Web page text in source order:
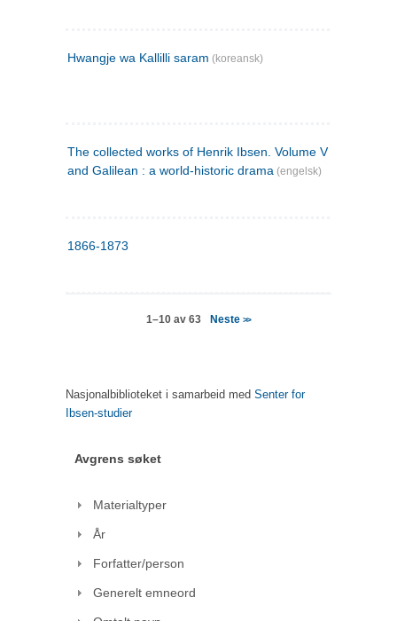
Hwangje wa Kallilli saram (koreansk)
The collected works of Henrik Ibsen. Volume V : Emperor
and Galilean : a world-historic drama (engelsk)
1866-1873
1–10 av 63 Neste>>
Nasjonalbiblioteket i samarbeid med Senter for
Ibsen-studier
Avgrens søket
Materialtyper
År
Forfatter/person
Generelt emneord